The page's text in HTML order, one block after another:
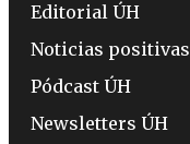
Editorial ÚH
Noticias positivas
Pódcast ÚH
Newsletters ÚH